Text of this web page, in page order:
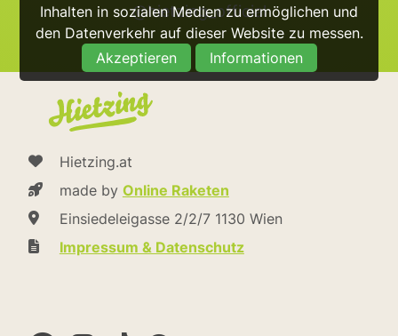
Inhalten in sozialen Medien zu ermöglichen und
den Datenverkehr auf dieser Website zu messen.
Akzeptieren
Informationen
@hietzing_official
Hietzing.at
made by Online Raketen
Einsiedeleigasse 2/2/7 1130 Wien
Impressum & Datenschutz